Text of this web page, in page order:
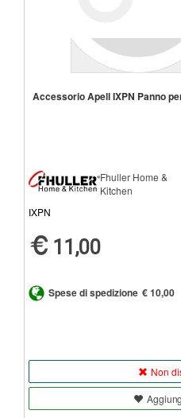
Accessorio Apell IXPN Panno
Fhuller Home &
Kitchen
IXPN
11,00
Spese di spedizione € 10,00
Non